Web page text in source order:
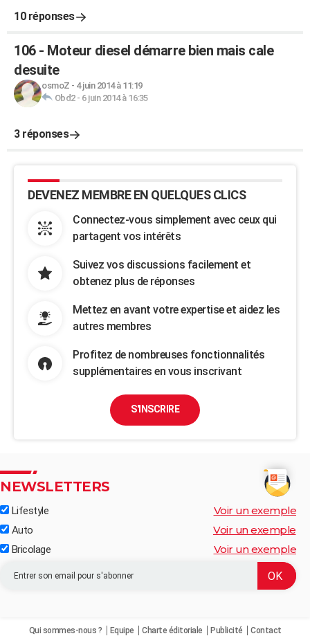
10 réponses
106 - Moteur diesel démarre bien mais cale
desuite
osmoZ - 4 juin 2014 à 11:19
Obd2- 6 juin 2014 à 16:35
3 réponses
DEVENEZ MEMBRE EN QUELQUES CLICS
Connectez-vous simplement avec ceux qui
partagent vos intérêts
Suivez vos discussions facilement et
obtenez plus de réponses
Mettez en avant votre expertise et aidez les
autres membres
Profitez de nombreuses fonctionnalités
supplémentaires en vous inscrivant
S'INSCRIRE
NEWSLETTERS
Lifestyle Voir un exemple
Auto Voir un exemple
Bricolage Voir un exemple
Qui sommes-nous ? Equipe Charte éditoriale Publicité Contact